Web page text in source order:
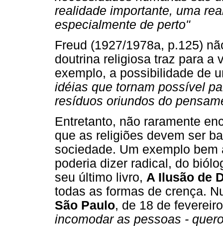
realidade importante, uma
especialmente de perto"
Freud (1927/1978a, p.125)
doutrina religiosa traz para a
exemplo, a possibilidade de
idéias que tornam possível
resíduos oriundos do
Entretanto, não raramente
que as religiões devem ser
sociedade. Um exemplo
poderia dizer radical, do
seu último livro, A Ilusão de
todas as formas de crença.
São Paulo, de 18 de
incomodar as pessoas -